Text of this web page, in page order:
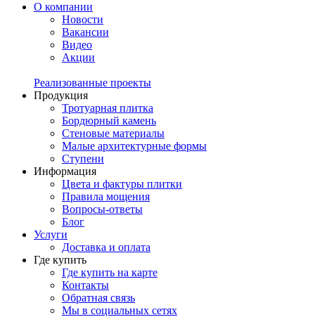
О компании
Новости
Вакансии
Видео
Акции
Реализованные проекты
Продукция
Тротуарная плитка
Бордюрный камень
Стеновые материалы
Малые архитектурные формы
Ступени
Информация
Цвета и фактуры плитки
Правила мощения
Вопросы-ответы
Блог
Услуги
Доставка и оплата
Где купить
Где купить на карте
Контакты
Обратная связь
Мы в социальных сетях